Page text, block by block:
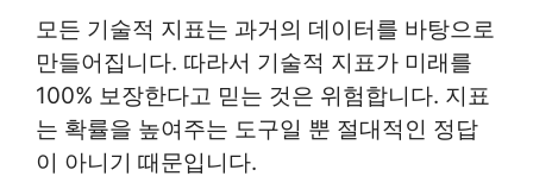
모든 기술적 지표는 과거의 데이터를 바탕으로
만들어집니다. 따라서 기술적 지표가 미래를
100% 보장한다고 믿는 것은 위험합니다. 지표
는 확률을 높여주는 도구일 뿐 절대적인 정답
이 아니기 때문입니다.